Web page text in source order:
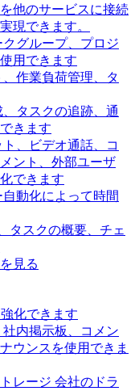
他のサービスに接続
現できます。
グループ、プロジ
用できます
作業負荷管理、タ
タスクの追跡、通
きます
、ビデオ通話、コ
ント、外部ユーザ
できます
動化によって時間
タスクの概要、チェ
見る
化できます
内掲示板、コメン
ウンスを使用できま
レージ 会社のドラ